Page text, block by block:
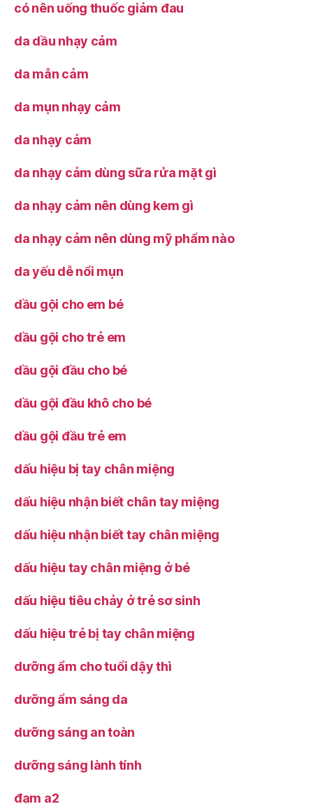
có nên uống thuốc giảm đau
da dầu nhạy cảm
da mẫn cảm
da mụn nhạy cảm
da nhạy cảm
da nhạy cảm dùng sữa rửa mặt gì
da nhạy cảm nên dùng kem gì
da nhạy cảm nên dùng mỹ phẩm nào
da yếu dễ nổi mụn
dầu gội cho em bé
dầu gội cho trẻ em
dầu gội đầu cho bé
dầu gội đầu khô cho bé
dầu gội đầu trẻ em
dấu hiệu bị tay chân miệng
dấu hiệu nhận biết chân tay miệng
dấu hiệu nhận biết tay chân miệng
dấu hiệu tay chân miệng ở bé
dấu hiệu tiêu chảy ở trẻ sơ sinh
dấu hiệu trẻ bị tay chân miệng
dưỡng ẩm cho tuổi dậy thì
dưỡng ẩm sáng da
dưỡng sáng an toàn
dưỡng sáng lành tính
đạm a2